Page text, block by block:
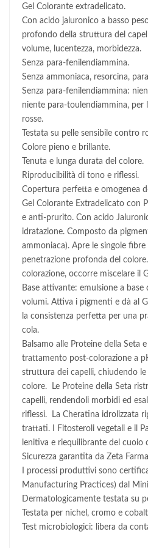
Gel Colorante extradelicato.
Con acido jaluronico a basso
profondo della struttura del
volume, lucentezza, morbidezza.
Senza para-fenilendiammina.
Senza ammoniaca, resorcina,
Senza para-fenilendiammina:
niente para-toulendiammina, per
rosse.
Testata su pelle sensibile contro
Colore pieno e brillante.
Tenuta e lunga durata del colore.
Riproducibilità di tono e riflessi.
Copertura perfetta e omogenea
Gel Colorante Extradelicato con
e anti-prurito. Con acido
idratazione. Composto da
ammoniaca). Apre le singole
penetrazione profonda del
colorazione, occorre miscelare il
Base attivante: emulsione a base
volumi. Attiva i pigmenti e dà al
la consistenza perfetta per una
cola.
Balsamo alle Proteine della Seta
trattamento post-colorazione a
struttura dei capelli, chiudendo
colore. Le Proteine della Seta
capelli, rendendoli morbidi ed
riflessi. La Cheratina idrolizzata
trattati. I Fitosteroli vegetali e il
lenitiva e riequilibrante del cuoio
Sicurezza garantita da Zeta
I processi produttivi sono
Manufacturing Practices) dal
Dermatologicamente testata su
Testata per nichel, cromo e
Test microbiologici: libera da